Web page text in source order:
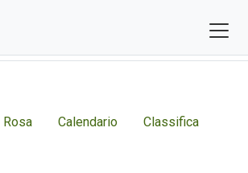
Rosa Calendario Classifica